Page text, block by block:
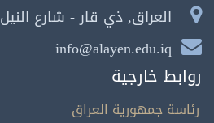
العراق, ذي قار - شارع النيل
info@alayen.edu.iq
روابط خارجية
رئاسة جمهورية العراق